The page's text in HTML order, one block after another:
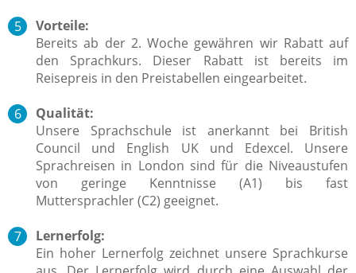
Vorteile:
Bereits ab der 2. Woche gewähren wir Rabatt auf
den Sprachkurs. Dieser Rabatt ist bereits im
Reisepreis in den Preistabellen eingearbeitet.
Qualität:
Unsere Sprachschule ist anerkannt bei British
Council und English UK und Edexcel. Unsere
Sprachreisen in London sind für die Niveaustufen
von geringe Kenntnisse (A1) bis fast
Muttersprachler (C2) geeignet.
Lernerfolg:
Ein hoher Lernerfolg zeichnet unsere Sprachkurse